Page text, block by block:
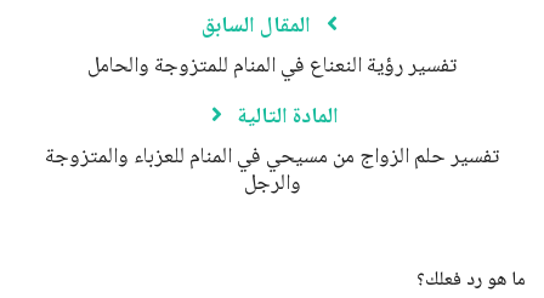
المقال السابق
تفسير رؤية النعناع في المنام للمتزوجة والحامل
المادة التالية
تفسير حلم الزواج من مسيحي في المنام للعزباء والمتزوجة
والرجل
ما هو رد فعلك؟